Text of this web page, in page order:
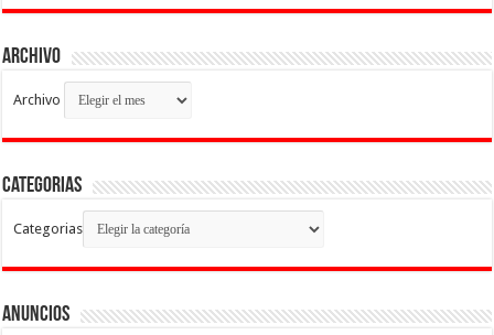
Archivo
Archivo
Categorias
Categorias
Anuncios